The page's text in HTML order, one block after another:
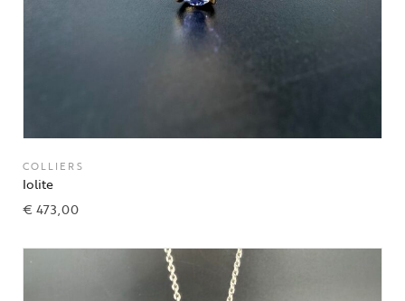
COLLIERS
Iolite
€473,00